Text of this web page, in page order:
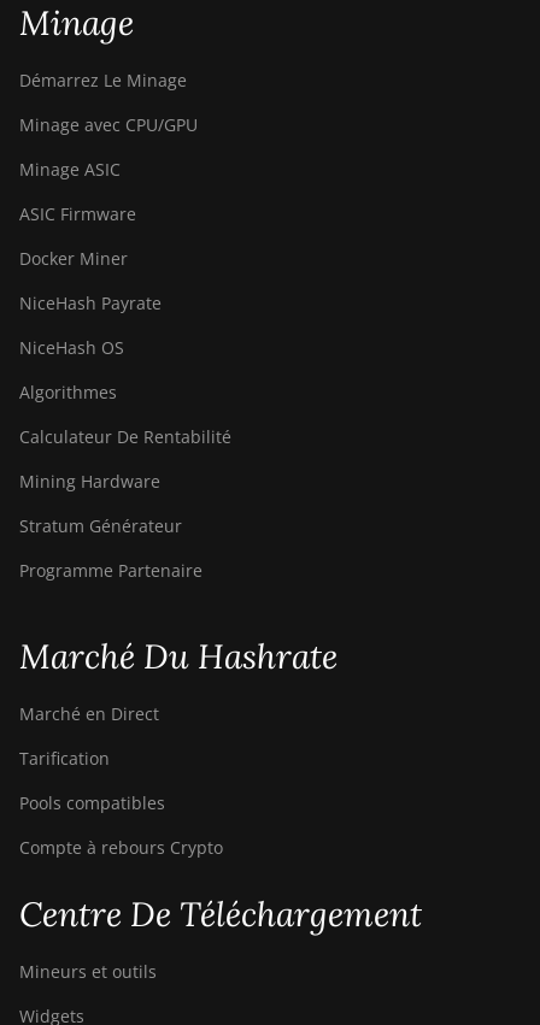
Minage
Démarrez Le Minage
Minage avec CPU/GPU
Minage ASIC
ASIC Firmware
Docker Miner
NiceHash Payrate
NiceHash OS
Algorithmes
Calculateur De Rentabilité
Mining Hardware
Stratum Générateur
Programme Partenaire
Marché Du Hashrate
Marché en Direct
Tarification
Pools compatibles
Compte à rebours Crypto
Centre De Téléchargement
Mineurs et outils
Widgets